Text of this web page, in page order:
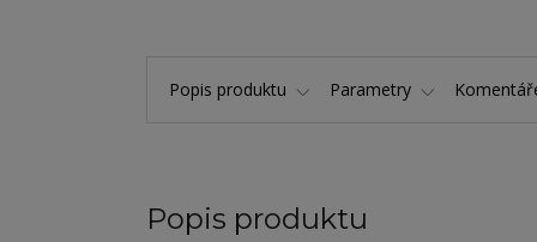
Popis produktu Parametry
Popis produktu